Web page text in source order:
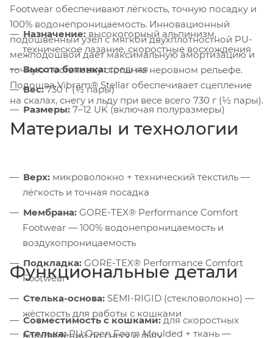
Footwear обеспечивают лёгкость, точную посадку и
100% водонепроницаемость. Инновационный
подошвенный узел с мягкой двухплотностной PU-
межподошвой даёт максимальную амортизацию и
точную постановку стопы на неровном рельефе.
Подошва Vibram® Stellar обеспечивает сцепление
на скалах, снегу и льду при весе всего 730 г (½ пары).
Назначение: высокогорный альпинизм,
техническое лазание, скоростные восхождения
Высота ботинка:средняя
Вес:730 г (½ пары)
Размеры: 7–12 UK (включая полуразмеры)
Материалы и технологии
Верх: микроволокно + технический текстиль —
лёгкость и точная посадка
Мембрана: GORE-TEX® Performance Comfort
Footwear — 100% водонепроницаемость и
воздухопроницаемость
Подкладка: GORE-TEX® Performance Comfort
Footwear
Стелька-основа: SEMI-RIGID (стекловолокно) —
жёсткость для работы с кошками
Стелька:PU Open Foam Moulded + ткань —
Функциональные детали
Совместимость с кошками:для скоростных
восхождений по снегу и льду